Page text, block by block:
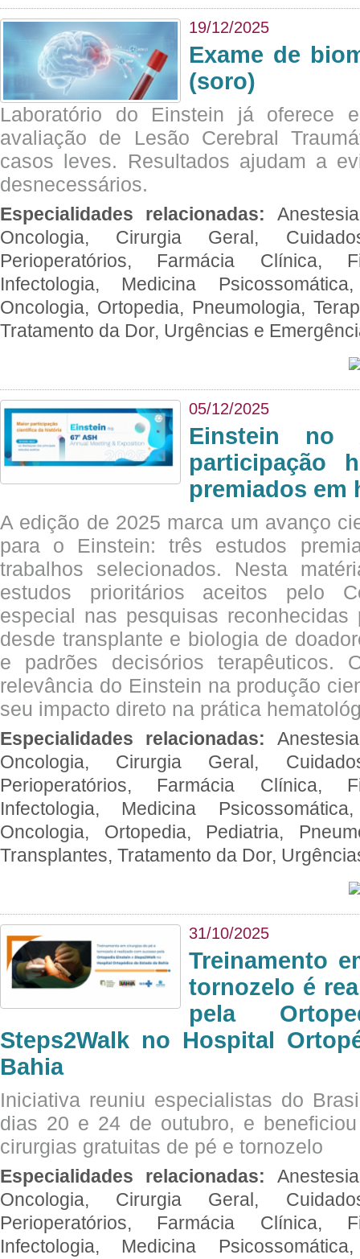
19/12/2025
Exame de
(soro)
Laboratório do Einstein já oferece
avaliação de Lesão Cerebral
casos leves. Resultados ajudam a
desnecessários.
Especialidades relacionadas:
Oncologia, Cirurgia Geral,
Perioperatórios, Farmácia Clínica,
Infectologia, Medicina
Oncologia, Ortopedia, Pneumologia,
Tratamento da Dor, Urgências e
05/12/2025
Einstein no
participação
premiados em
A edição de 2025 marca um avanço
para o Einstein: três estudos
trabalhos selecionados. Nesta
estudos prioritários aceitos pelo
especial nas pesquisas
desde transplante e biologia de
e padrões decisórios terapêuticos.
relevância do Einstein na produção
seu impacto direto na prática
Especialidades relacionadas:
Oncologia, Cirurgia Geral,
Perioperatórios, Farmácia Clínica,
Infectologia, Medicina
Oncologia, Ortopedia, Pediatria,
Transplantes, Tratamento da Dor,
31/10/2025
Treinamento
tornozelo é
pela
Steps2Walk no Hospital
Bahia
Iniciativa reuniu especialistas do
dias 20 e 24 de outubro, e
cirurgias gratuitas de pé e tornozelo
Especialidades relacionadas:
Oncologia, Cirurgia Geral,
Perioperatórios, Farmácia Clínica,
Infectologia, Medicina